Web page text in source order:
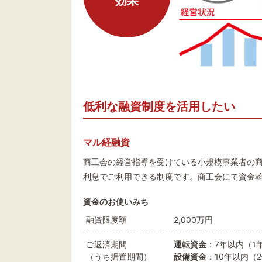
低利な融資制度を活用したい
マル経融資
商工会の経営指導を受けている小規模事業者の
利息でご利用できる制度です。商工会にて資金
資金のお使いみち
融資限度額
2,000万円
ご返済期間
（うち据置期間）
運転資金 ：7年以内（1
設備資金 ：10年以内（